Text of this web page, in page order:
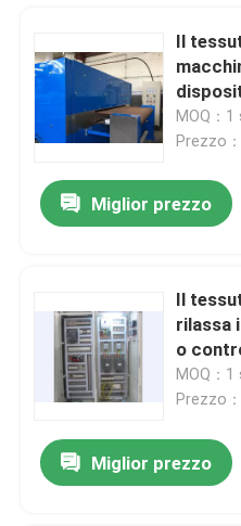
Il
di
MOQ：1
Prezzo
Miglior prezzo
Il
rilassa
o
di
MOQ：1
Prezzo
Miglior prezzo